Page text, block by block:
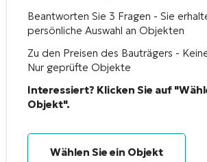
Beantworten Sie 3 Fragen - Sie
persönliche Auswahl an Objekten
Zu den Preisen des Bauträgers -
Nur geprüfte Objekte
Interessiert? Klicken Sie auf
Objekt".
Wählen Sie ein Objekt